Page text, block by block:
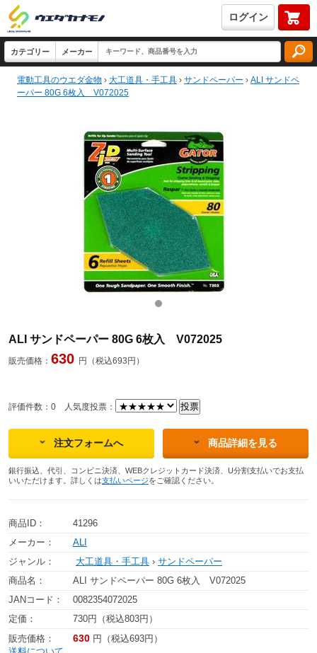
ログイン
電動工具のウエダ金物 › 大工道具・手工具 › サンドペーパー › ALI サンドペ
ーパー 80G 6枚入 V072025
ALI サンドペーパー 80G 6枚入 V072025
販売価格： 630 円（税込693円）
評価件数：0 人気度投票：
注文フォームへ 商品詳細を見る
銀行振込、代引、コンビニ決済、WEBクレジットカード決済、U分割支払いでお支払
いいただけます。詳しくは支払いページをご確認ください。
商品ID：
41296
メーカー：
ALI
ジャンル：
大工道具・手工具 › サンドペーパー
商品名：
ALI サンドペーパー 80G 6枚入 V072025
JANコード：
0082354072025
定価：
730円（税込803円）
販売価格：
630 円（税込693円）